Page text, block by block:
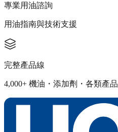
專業用油諮詢
用油指南與技術支援
完整產品線
4,000+ 機油・添加劑・各類產品